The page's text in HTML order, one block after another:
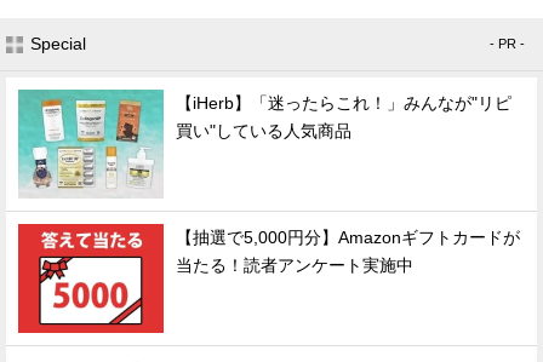
Special - PR -
【iHerb】「迷ったらこれ！」みんなが"リピ
買い"している人気商品
【抽選で5,000円分】Amazonギフトカードが
当たる！読者アンケート実施中